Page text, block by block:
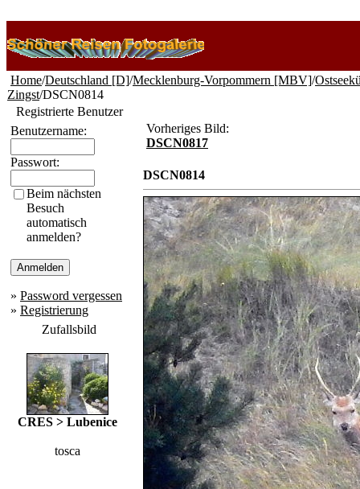
Home/Deutschland [D]/Mecklenburg-Vorpommern [MBV]/
Zingst/DSCN0814
Registrierte Benutzer
Benutzername:
Passwort:
Beim nächsten
Besuch
automatisch
anmelden?
» Password vergessen
» Registrierung
Zufallsbild
CRES > Lubenice
tosca
Vorheriges Bild:
DSCN0817
DSCN0814